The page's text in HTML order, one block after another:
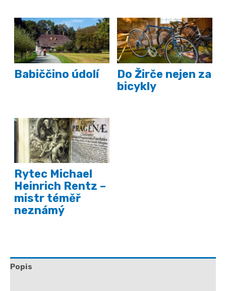
Babiččino údolí
Do Žirče nejen za
bicykly
Rytec Michael
Heinrich Rentz –
mistr téměř
neznámý
Popis